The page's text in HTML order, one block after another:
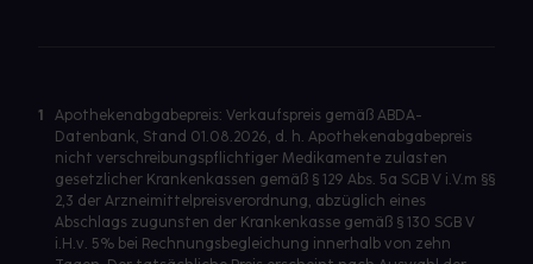
1
Apothekenabgabepreis: Verkaufspreis gemäß ABDA-
Datenbank, Stand 01.08.2026, d. h. Apothekenabgabepreis
nicht verschreibungspflichtiger Medikamente zulasten
gesetzlicher Krankenkassen gemäß § 129 Abs. 5a SGB V i.V.m §§
2,3 der Arzneimittelpreisverordnung, abzüglich eines
Abschlags zugunsten der Krankenkasse gemäß § 130 SGB V
i.H.v. 5% bei Rechnungsbegleichung innerhalb von zehn